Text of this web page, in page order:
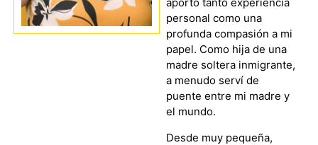
personal como una
profunda compasión a mi
papel. Como hija de una
madre soltera inmigrante,
a menudo serví de
puente entre mi madre y
el mundo.
Desde muy pequeña,